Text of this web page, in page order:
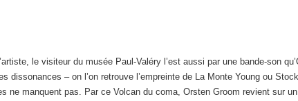
le visiteur du musée Paul-Valéry l’est aussi par une bande-son
dissonances – on l’on retrouve l’empreinte de La Monte Young ou
ne manquent pas. Par ce Volcan du coma, Orsten Groom revient sur